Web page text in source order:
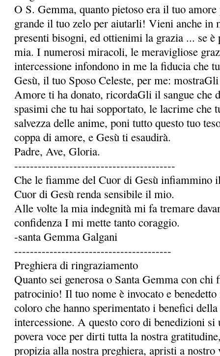
O S. Gemma, quanto pietoso era il tuo
grande il tuo zelo per aiutarli! Vieni anche in
presenti bisogni, ed ottienimi la grazia ... se
mia. I numerosi miracoli, le meravigliose
intercessione infondono in me la fidu­cia che
Gesù, il tuo Sposo Celeste, per me:
Amore ti ha donato, ricordaGli il sangue che
spasimi che tu hai sopportato, le lacrime che
salvezza delle anime, poni tutto questo tuo
coppa di amore, e Gesù ti esaudirà.
Padre, Ave, Gloria.
-----------------------------------------
Che le fiamme del Cuor di Gesù infiammino
Cuor di Gesù renda sensibile il mio.
Alle volte la mia indegnità mi fa tremare
confidenza I mi mette tanto coraggio.
-santa Gemma Galgani
----------------------------------------
Preghiera di ringraziamento
Quanto sei generosa o Santa Gemma con
patrocinio! Il tuo nome è invocato e
coloro che hanno sperimentato i benefici
intercessione. A questo coro di benedizioni si
povera voce per dirti tutta la nostra
propizia alla nostra preghiera, apristi a nostro